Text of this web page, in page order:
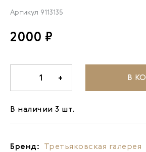
Артикул 9113135
2000 ₽
1 + В
В наличии 3 шт.
Бренд: Третьяковская галерея